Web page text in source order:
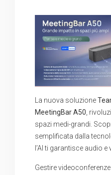
La nuova soluzione
MeetingBar A50,
spazi medi-grandi.
semplificata dalla
l’AI ti garantisce audio
Gestire